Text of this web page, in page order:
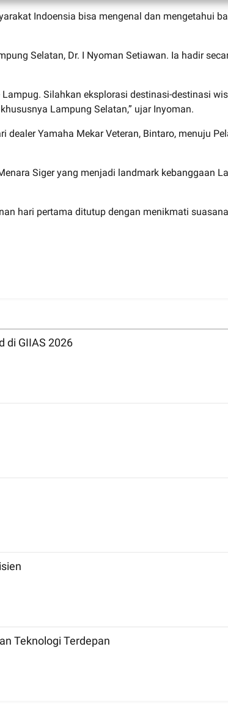
Indoensia bisa mengenal dan mengetahui
Selatan, Dr. I Nyoman Setiawan. Ia hadir
Silahkan eksplorasi destinasi-destinasi
Lampung Selatan,” ujar Inyoman.
Yamaha Mekar Veteran, Bintaro, menuju
Siger yang menjadi landmark kebanggaan
hari pertama ditutup dengan menikmati
di GIIAS 2026
Teknologi Terdepan